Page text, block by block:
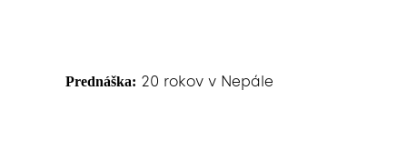
Prednáška: 20 rokov v Nepále